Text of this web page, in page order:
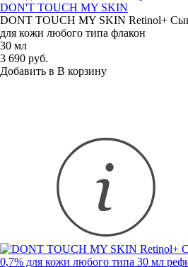
DON'T TOUCH MY SKIN
DONT TOUCH MY SKIN Retinol+
для кожи любого типа флакон
30 мл
3 690 руб.
Добавить в В корзину